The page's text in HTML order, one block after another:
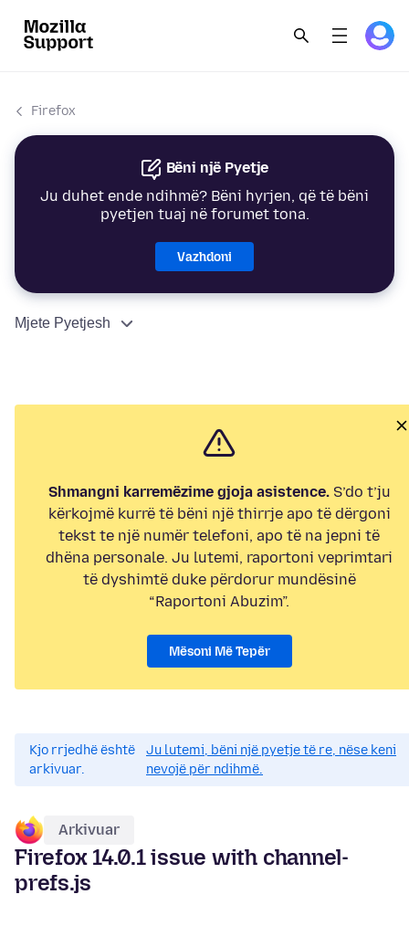
Firefox
Bëni një Pyetje
Ju duhet ende ndihmë? Bëni hyrjen, që të bëni
pyetjen tuaj në forumet tona.
Vazhdoni
Mjete Pyetjesh
Shmangni karremëzime gjoja asistence.S’do t’ju
kërkojmë kurrë të bëni një thirrje apo të dërgoni
tekst te një numër telefoni, apo të na jepni të
dhëna personale. Ju lutemi, raportoni veprimtari
të dyshimtë duke përdorur mundësinë
“Raportoni Abuzim”.
Mësoni Më Tepër
Kjo rrjedhë është
arkivuar.
Ju lutemi, bëni një pyetje të re, nëse keni
nevojë për ndihmë.
Arkivuar
Firefox 14.0.1 issue with channel-
prefs.js